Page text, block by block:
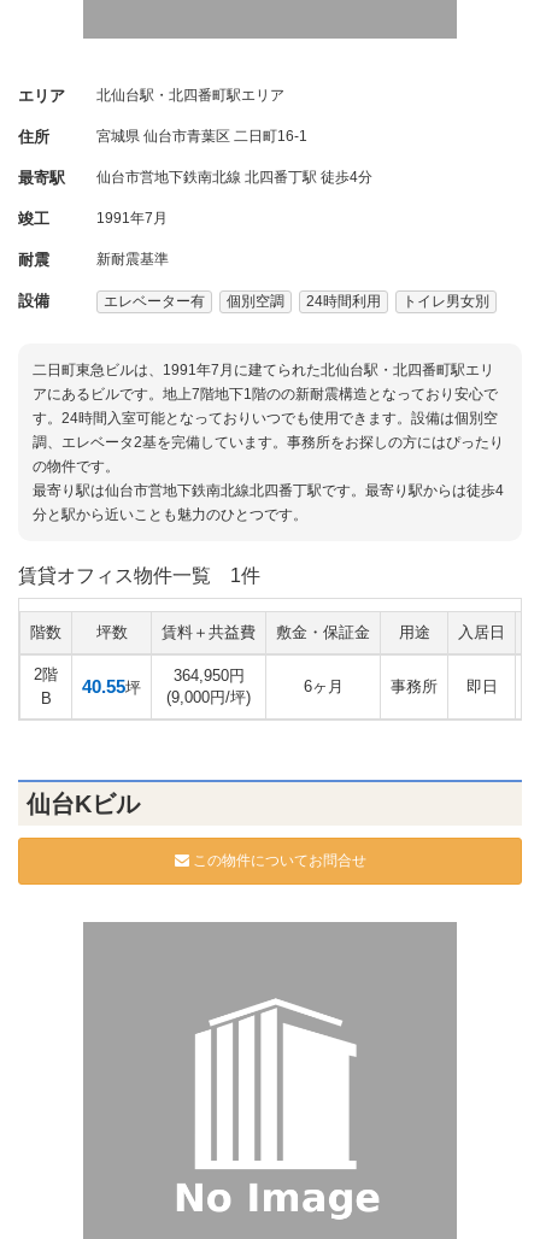
エリア 北仙台駅・北四番町駅エリア
住所 宮城県 仙台市青葉区 二日町16-1
最寄駅 仙台市営地下鉄南北線 北四番丁駅 徒歩4分
竣工 1991年7月
耐震 新耐震基準
設備 エレベーター有 個別空調 24時間利用 トイレ男女別
二日町東急ビルは、1991年7月に建てられた北仙台駅・北四番町駅エリ
アにあるビルです。地上7階地下1階のの新耐震構造となっており安心で
す。24時間入室可能となっておりいつでも使用できます。設備は個別空
調、エレベータ2基を完備しています。事務所をお探しの方にはぴったり
の物件です。
最寄り駅は仙台市営地下鉄南北線北四番丁駅です。最寄り駅からは徒歩4
分と駅から近いことも魅力のひとつです。
賃貸オフィス物件一覧 1件
階数 坪数 賃料＋共益費 敷金・保証金 用途 入居日
2階
B
40.55坪
364,950円
(9,000円/坪)
6ヶ月 事務所 即日
仙台Kビル
この物件についてお問合せ